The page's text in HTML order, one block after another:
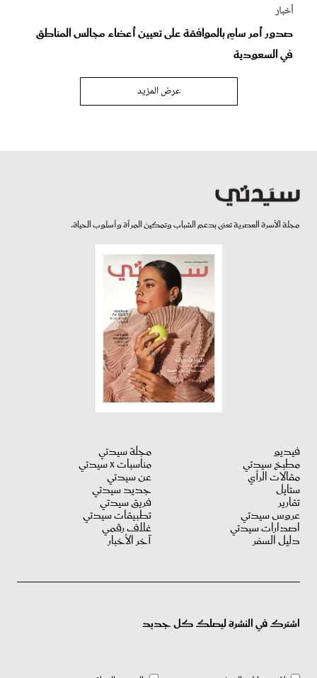
أخبار
صدور أمر سامٍ بالموافقة على تعيين أعضاء مجالس المناطق
في السعودية
عرض المزيد
مجلة الأسرة العصرية تعنى بدعم الشباب وتمكين المرأة وأسلوب الحياة.
فيديو
مطبخ سيدتي
مقالات الرأي
ستايل
تقارير
عروس سيدتي
اصدارات سيدتي
دليل السفر
مجلة سيدتي
مناسبات X سيدتي
عن سيدتي
جديد سيدتي
فريق سيدتي
تطبيقات سيدتي
غلاف رقمي
آخر الأخبار
اشترك في النشرة ليصلك كل جديد